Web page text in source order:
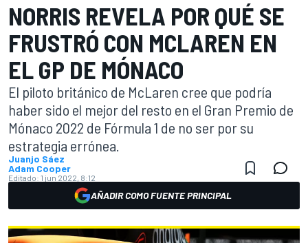
NORRIS REVELA POR QUÉ SE
FRUSTRÓ CON MCLAREN EN
EL GP DE MÓNACO
El piloto británico de McLaren cree que podría
haber sido el mejor del resto en el Gran Premio de
Mónaco 2022 de Fórmula 1 de no ser por su
estrategia errónea.
Juanjo Sáez
Adam Cooper
Editado: 1 jun 2022, 8:12
AÑADIR COMO FUENTE PRINCIPAL